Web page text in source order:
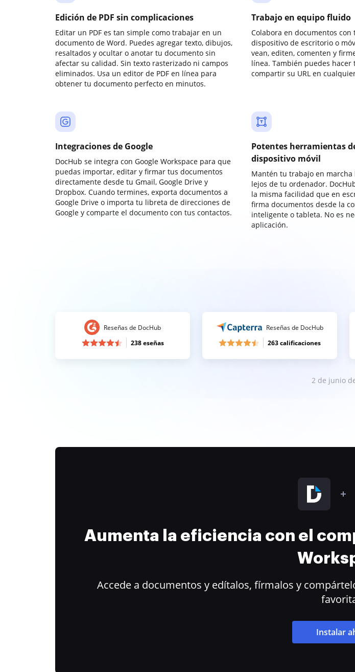
Edición de PDF sin complicaciones
Editar un PDF es tan simple como trabajar en un
documento de Word. Puedes agregar texto, dibujos,
resaltados y ocultar o anotar tu documento sin
afectar su calidad. Sin texto rasterizado ni campos
eliminados. Usa un editor de PDF en línea para
obtener tu documento perfecto en minutos.
Trabajo en equipo fluido
Colabora en documentos
dispositivo de escritorio o
vean, editen, comenten y
línea. También puedes
compartir su URL en
Integraciones de Google
DocHub se integra con Google Workspace para que
puedas importar, editar y firmar tus documentos
directamente desde tu Gmail, Google Drive y
Dropbox. Cuando termines, exporta documentos a
Google Drive o importa tu libreta de direcciones de
Google y comparte el documento con tus contactos.
Potentes herramientas
dispositivo móvil
Mantén tu trabajo en marcha
lejos de tu ordenador.
la misma facilidad que en
firma documentos desde la
inteligente o tableta. No es
aplicación.
Reseñas de DocHub
238 eseñas
Reseñas de DocHub
263 calificaciones
2 de junio
Aumenta la eficiencia con el
Accede a documentos y edítalos, fírmalos y
Instalar